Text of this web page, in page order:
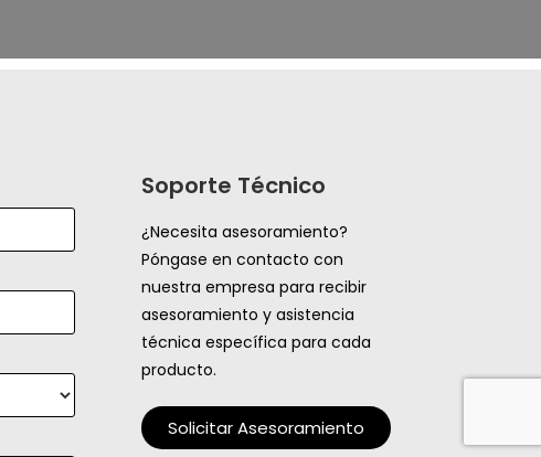
Soporte Técnico
¿Necesita asesoramiento?
Póngase en contacto con
nuestra empresa para recibir
asesoramiento y asistencia
técnica específica para cada
producto.
Solicitar Asesoramiento